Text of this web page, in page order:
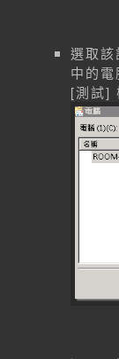
選取
中的
[測試]